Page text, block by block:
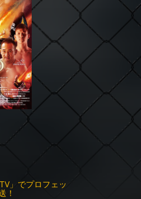
」でプロフェッ
！